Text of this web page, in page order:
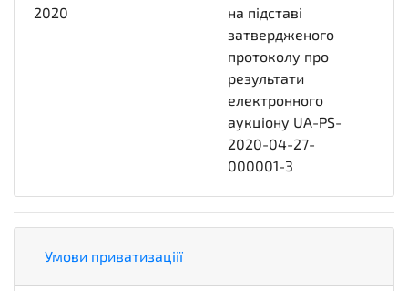
2020
на підставі
затвердженого
протоколу про
результати
електронного
аукціону UA-PS-
2020-04-27-
000001-3
Умови приватизаціії